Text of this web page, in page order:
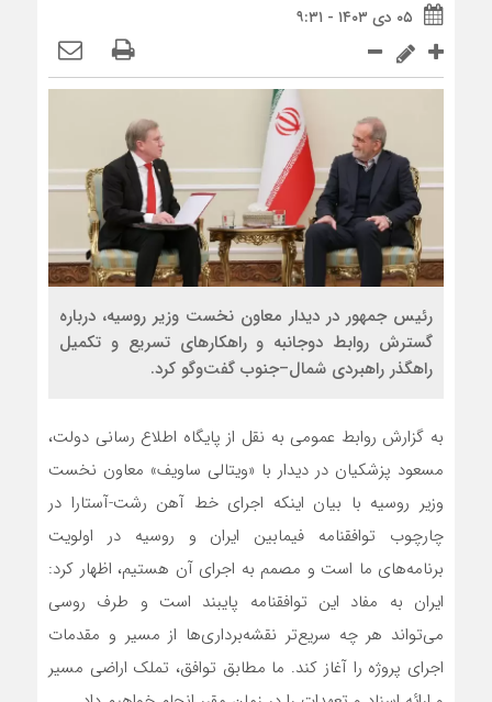
۰۵ دی ۱۴۰۳ - ۹:۳۱
رئیس جمهور در دیدار معاون نخست وزیر روسیه، درباره
گسترش روابط دوجانبه و راهکارهای تسریع و تکمیل
راهگذر راهبردی شمال–جنوب گفت‌وگو کرد.
به گزارش روابط عمومی به نقل از پایگاه اطلاع رسانی دولت،
مسعود پزشکیان در دیدار با «ویتالی ساویف» معاون نخست
وزیر روسیه با بیان اینکه اجرای خط‌ آهن رشت-آستارا در
چارچوب توافقنامه فیمابین ایران و روسیه در اولویت
برنامه‌های ما است و مصمم به اجرای آن هستیم، اظهار کرد:
ایران به مفاد این توافقنامه پایبند است و طرف روسی
می‌تواند هر چه سریع‌تر نقشه‌برداری‌ها از مسیر و مقدمات
اجرای پروژه را آغاز کند. ما مطابق توافق، تملک اراضی مسیر